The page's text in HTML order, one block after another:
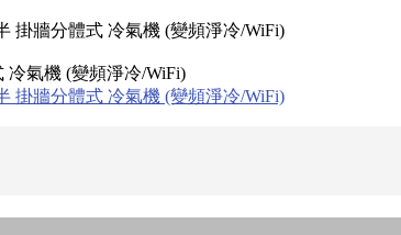
冷氣機 (變頻淨冷/WiFi)